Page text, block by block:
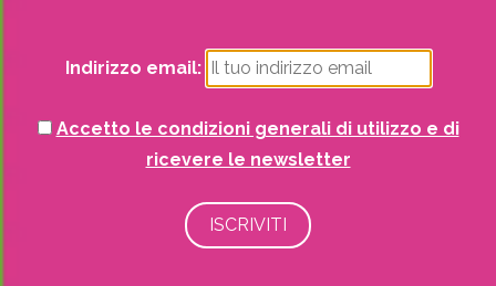
Strutture da esterno
Vasi
Indirizzo email:
Accetto le condizioni generali di utilizzo e di
ricevere le newsletter